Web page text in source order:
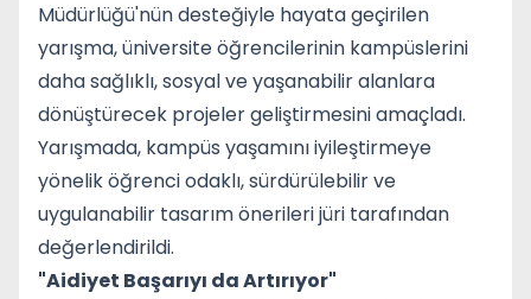
Müdürlüğü'nün desteğiyle hayata geçirilen
yarışma, üniversite öğrencilerinin kampüslerini
daha sağlıklı, sosyal ve yaşanabilir alanlara
dönüştürecek projeler geliştirmesini amaçladı.
Yarışmada, kampüs yaşamını iyileştirmeye
yönelik öğrenci odaklı, sürdürülebilir ve
uygulanabilir tasarım önerileri jüri tarafından
değerlendirildi.
"Aidiyet Başarıyı da Artırıyor"